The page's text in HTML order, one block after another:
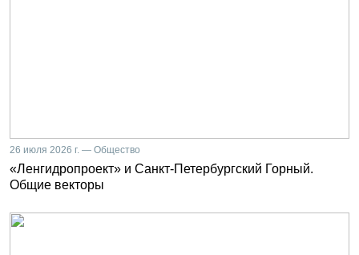
26 июля 2026 г. — Общество
«Ленгидропроект» и Санкт-Петербургский Горный.
Общие векторы